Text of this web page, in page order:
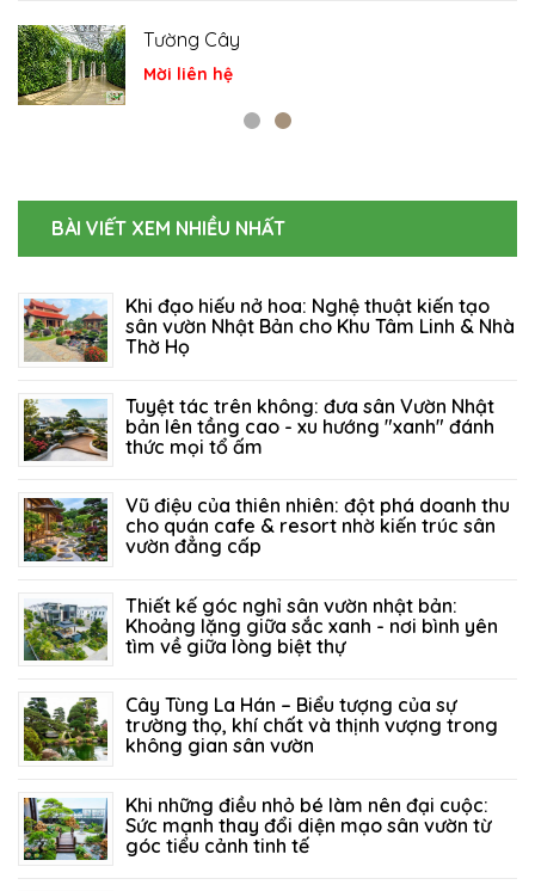
Tiểu cảnh
Mời liên hệ
BÀI VIẾT XEM NHIỀU NHẤT
Khi đạo hiếu nở hoa: Nghệ thuật kiến tạo
sân vườn Nhật Bản cho Khu Tâm Linh & Nhà
Thờ Họ
Tuyệt tác trên không: đưa sân Vườn Nhật
bản lên tầng cao - xu hướng "xanh" đánh
thức mọi tổ ấm
Vũ điệu của thiên nhiên: đột phá doanh thu
cho quán cafe & resort nhờ kiến trúc sân
vườn đẳng cấp
Thiết kế góc nghỉ sân vườn nhật bản:
Khoảng lặng giữa sắc xanh - nơi bình yên
tìm về giữa lòng biệt thự
Cây Tùng La Hán – Biểu tượng của sự
trường thọ, khí chất và thịnh vượng trong
không gian sân vườn
Khi những điều nhỏ bé làm nên đại cuộc:
Sức mạnh thay đổi diện mạo sân vườn từ
góc tiểu cảnh tinh tế